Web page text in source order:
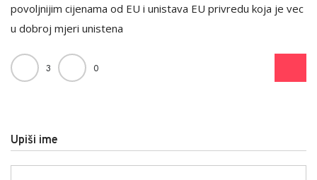
povoljnijim cijenama od EU i unistava EU privredu koja je vec
u dobroj mjeri unistena
3 0
Upiši ime